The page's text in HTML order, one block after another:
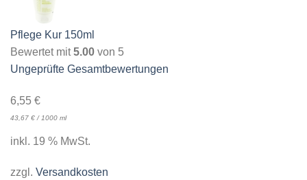
Pflege Kur 150ml
Bewertet mit5.00 von 5
Ungeprüfte Gesamtbewertungen
6,55 €
43,67 € / 1000 ml
inkl. 19 % MwSt.
zzgl. Versandkosten